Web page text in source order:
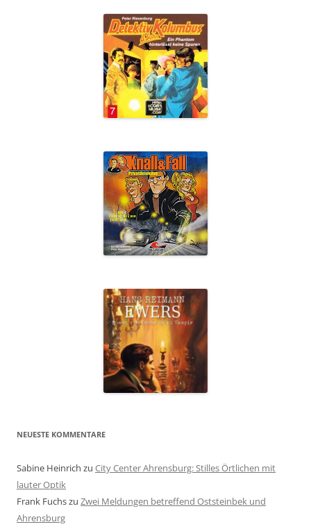
NEUESTE KOMMENTARE
Sabine Heinrich zu City Center Ahrensburg: Stilles Örtlichen mit
lauter Optik
Frank Fuchszu Zwei Meldungen betreffend Oststeinbek und
Ahrensburg